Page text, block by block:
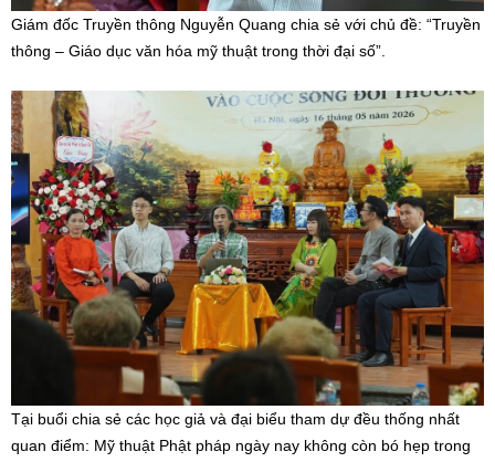
Giám đốc Truyền thông Nguyễn Quang chia sẻ với chủ đề: “Truyền
thông – Giáo dục văn hóa mỹ thuật trong thời đại số”.
Tại buổi chia sẻ các học giả và đại biểu tham dự đều thống nhất
quan điểm: Mỹ thuật Phật pháp ngày nay không còn bó hẹp trong